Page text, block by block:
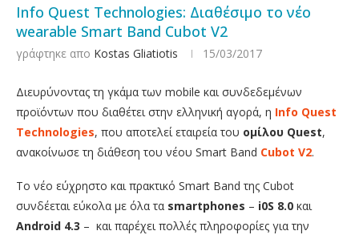
Info Quest Technologies: Διαθέσιμο το νέο
wearable Smart Band Cubot V2
γράφτηκε απο Kostas Gliatiotis 15/03/2017
Διευρύνοντας τη γκάμα των mobile και συνδεδεμένων
προϊόντων που διαθέτει στην ελληνική αγορά, η Info Quest
Technologies, που αποτελεί εταιρεία του ομίλου Quest,
ανακοίνωσε τη διάθεση του νέου Smart Band Cubot V2.
To νέο εύχρηστο και πρακτικό Smart Band της Cubot
συνδέεται εύκολα με όλα τα smartphones – i0S 8.0 και
Android 4.3 – και παρέχει πολλές πληροφορίες για την